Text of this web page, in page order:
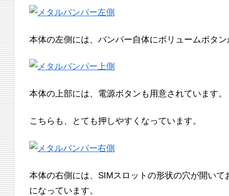
本体の左側には、バンパー自体にボリュームボタ
本体の上部には、電源ボタンも用意されています。
こちらも、とても押しやすくなっています。
本体の右側には、SIMスロットの形状の穴が開い
になっています。